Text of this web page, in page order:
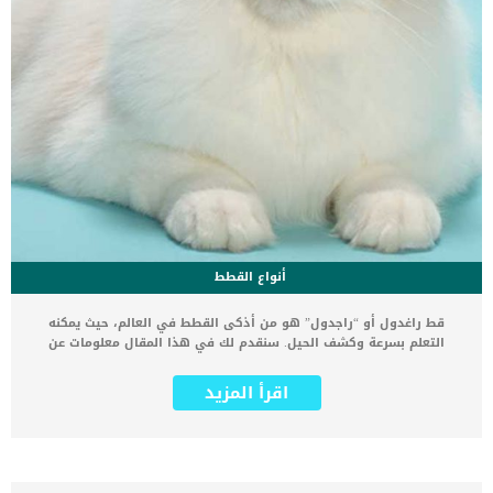
أنواع القطط
قط راغدول أو “راجدول” هو من أذكى القطط في العالم، حيث يمكنه
التعلم بسرعة وكشف الحيل. سنقدم لك في هذا المقال معلومات عن
الراجدول هو أفضل صديق لجميع الناس، فإنه يحب اسرته وأهله كثيرا
-حتى الأطفال- ويتعايش مع الحيوانات الأليفة الأخرى إلى حد ما. هو قط
اقرأ المزيد